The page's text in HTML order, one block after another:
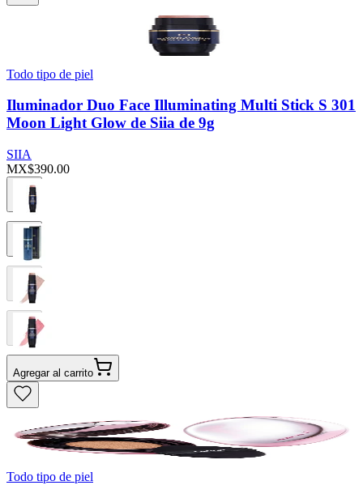
Todo tipo de piel
Iluminador Duo Face Illuminating Multi Stick S 301
Moon Light Glow de Siia de 9g
SIIA
MX$390.00
Agregar al carrito
Todo tipo de piel